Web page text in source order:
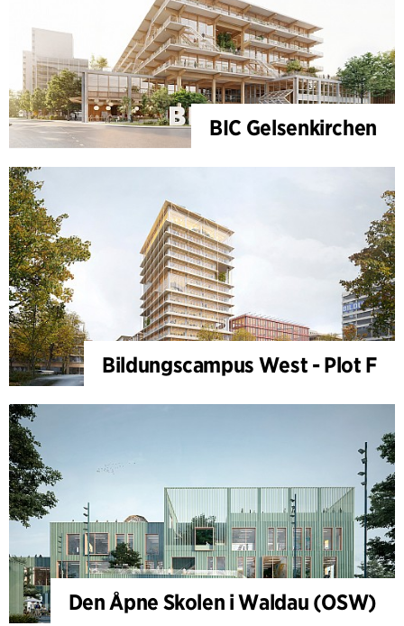
BIC Gelsenkirchen
Bildungscampus West - Plot F
Den Åpne Skolen i Waldau (OSW)